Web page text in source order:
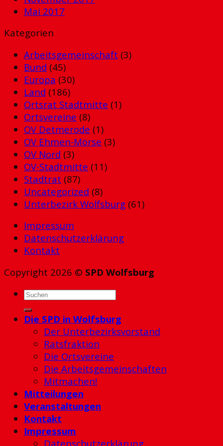
Mai 2017
Kategorien
Arbeitsgemeinschaft (3)
Bund (45)
Europa (30)
Land (186)
Ortsrat Stadtmitte (1)
Ortsvereine (8)
OV Detmerode (1)
OV Ehmen-Mörse (3)
OV Nord (3)
OV-Stadtmitte (11)
Stadtrat (87)
Uncategorized (8)
Unterbezirk Wolfsburg (61)
Impressum
Datenschutzerklärung
Kontakt
Copyright 2026 © SPD Wolfsburg
Die SPD in Wolfsburg
Der Unterbezirksvorstand
Ratsfraktion
Die Ortsvereine
Die Arbeitsgemeinschaften
Mitmachen!
Mitteilungen
Veranstaltungen
Kontakt
Impressum
Datenschutzerklärung